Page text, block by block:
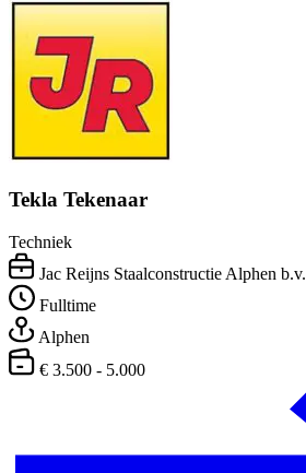
Tekla Tekenaar
Techniek
Jac Reijns Staalconstructie Alphen b.v.
Fulltime
Alphen
€ 3.500 - 5.000